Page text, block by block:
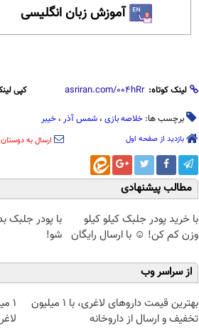
آموزش زبان انگلیسی
لینک کوتاه: کپی
برچسب ها: خلاصه بازی ، شمس آذر ، خیبر
بازدید از صفحه اول ارسال به دوستان
مطالب پیشنهادی
با خرید پودر جلبک کیلو کیلو
وزن کم کن! ☺ با ارسال رایگان
با پودر جلبک
شو!
از سراسر وب
بهترین قیمت داروهای لاغری، با ۱ میلیون
تخفیف و ارسال از داروخانه‌
1